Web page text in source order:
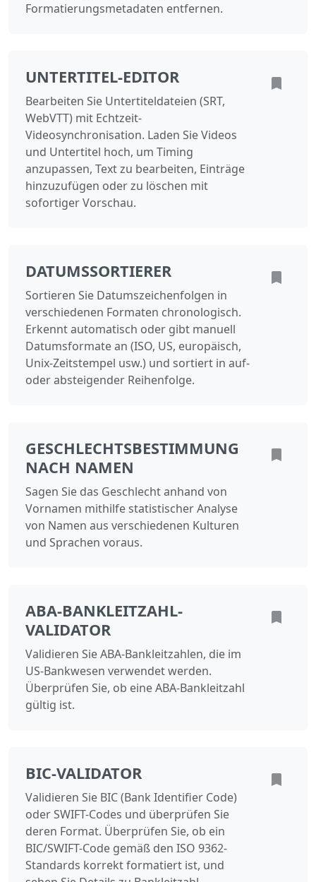
Formatierungsmetadaten entfernen.
UNTERTITEL-EDITOR
Bearbeiten Sie Untertiteldateien (SRT,
WebVTT) mit Echtzeit-
Videosynchronisation. Laden Sie Videos
und Untertitel hoch, um Timing
anzupassen, Text zu bearbeiten, Einträge
hinzuzufügen oder zu löschen mit
sofortiger Vorschau.
DATUMSSORTIERER
Sortieren Sie Datumszeichenfolgen in
verschiedenen Formaten chronologisch.
Erkennt automatisch oder gibt manuell
Datumsformate an (ISO, US, europäisch,
Unix-Zeitstempel usw.) und sortiert in auf-
oder absteigender Reihenfolge.
GESCHLECHTSBESTIMMUNG
NACH NAMEN
Sagen Sie das Geschlecht anhand von
Vornamen mithilfe statistischer Analyse
von Namen aus verschiedenen Kulturen
und Sprachen voraus.
ABA-BANKLEITZAHL-
VALIDATOR
Validieren Sie ABA-Bankleitzahlen, die im
US-Bankwesen verwendet werden.
Überprüfen Sie, ob eine ABA-Bankleitzahl
gültig ist.
BIC-VALIDATOR
Validieren Sie BIC (Bank Identifier Code)
oder SWIFT-Codes und überprüfen Sie
deren Format. Überprüfen Sie, ob ein
BIC/SWIFT-Code gemäß den ISO 9362-
Standards korrekt formatiert ist, und